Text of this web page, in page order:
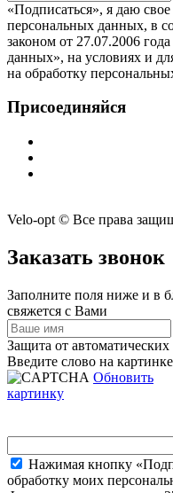
«Подписаться», я даю
персональных данных, в
законом от 27.07.2006
данных», на условиях и
на обработку
Присоединяйся
Velo-opt © Все права
Заказать звонок
Заполните поля ниже и в
свяжется с Вами
Защита от
Введите слово на картинке
Обновить
картинку
Нажимая кнопку
обработку моих